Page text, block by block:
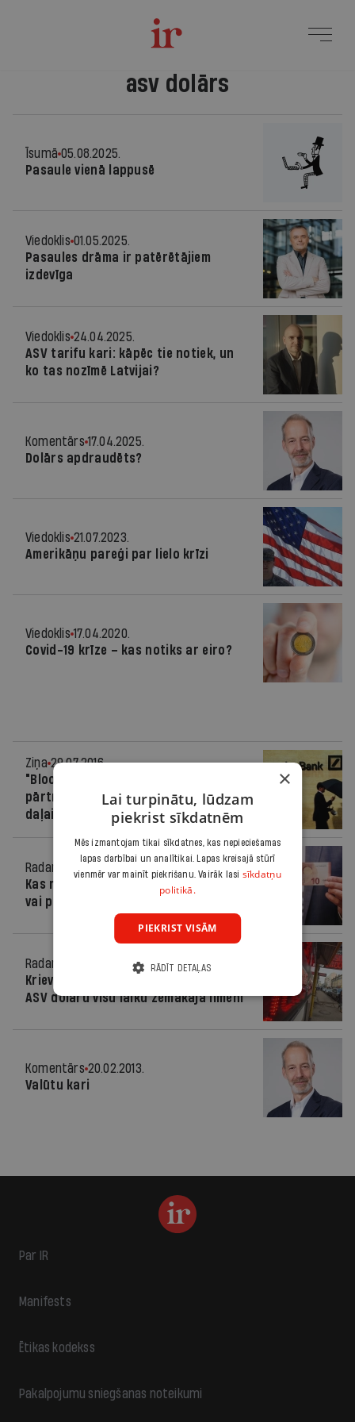
asv dolārs
Īsumā 05.08.2025.
Pasaule vienā lappusē
Viedoklis 01.05.2025.
Pasaules drāma ir patērētājiem
izdevīga
Viedoklis 24.04.2025.
ASV tarifu kari: kāpēc tie notiek, un
ko tas nozīmē Latvijai?
Komentārs 17.04.2025.
Dolārs apdraudēts?
Viedoklis 21.07.2023.
Amerikāņu pareģi par lielo krīzi
Viedoklis 17.04.2020.
Covid-19 krīze – kas notiks ar eiro?
Ziņa 29.07.2016.
"Bloomberg": "Deutsche Bank" plāno
pārtraukt ASV dolāru maksājumus
daļai Latvijas banku
Radars
30.01.2015.
Kas notiek ar eiro kursu – devalvācija
vai pavājināšanās?
Radars
Krievijas rubļa vērtība pret eiro un
ASV dolāru visu laiku zemākajā līmenī
Komentārs 20.02.2013.
Valūtu kari
Par IR
Manifests
Ētikas kodekss
Pakalpojumu sniegšanas noteikumi
×
Lai turpinātu, lūdzam
piekrist sīkdatnēm
Mēs izmantojam tikai sīkdatnes, kas nepieciešamas
lapas darbībai un analītikai. Lapas kreisajā stūrī
vienmēr var mainīt piekrišanu. Vairāk lasi sīkdatņu
politikā.
PIEKRIST VISĀM
RĀDĪT DETAĻAS